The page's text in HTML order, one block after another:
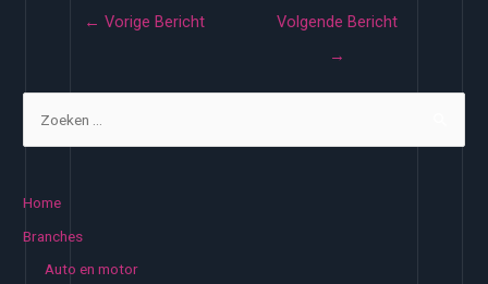
← Vorige Bericht
Volgende Bericht
→
Home
Branches
Auto en motor